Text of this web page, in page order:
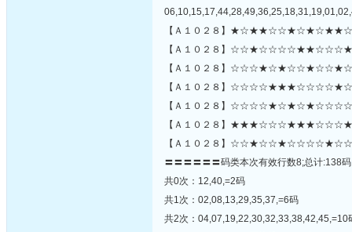
【Ａ１０２８】
【Ａ１０２８】
【Ａ１０２８】
【Ａ１０２８】
【Ａ１０２８】
【Ａ１０２８】
【Ａ１０２８】
〓〓〓〓〓〓码类本次有效行数8;总计:138
共0次：12,40,=2码
共1次：02,08,13,29,35,37,=6码
共2次：04,07,19,22,30,32,33,38,42,45,=10